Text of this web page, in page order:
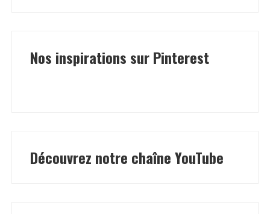
Nos inspirations sur Pinterest
Découvrez notre chaîne YouTube